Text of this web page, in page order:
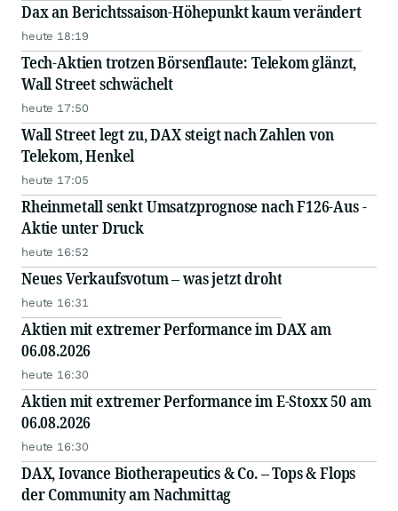
Dax an Berichtssaison-Höhepunkt kaum verändert
heute 18:19
Tech-Aktien trotzen Börsenflaute: Telekom glänzt,
Wall Street schwächelt
heute 17:50
Wall Street legt zu, DAX steigt nach Zahlen von
Telekom, Henkel
heute 17:05
Rheinmetall senkt Umsatzprognose nach F126-Aus -
Aktie unter Druck
heute 16:52
Neues Verkaufsvotum – was jetzt droht
heute 16:31
Aktien mit extremer Performance im DAX am
06.08.2026
heute 16:30
Aktien mit extremer Performance im E-Stoxx 50 am
06.08.2026
heute 16:30
DAX, Iovance Biotherapeutics & Co. – Tops & Flops
der Community am Nachmittag